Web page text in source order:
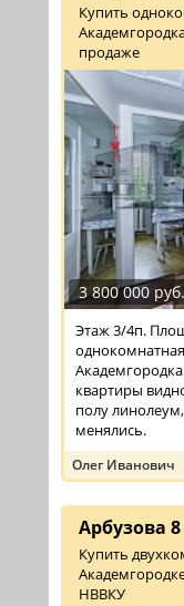
Купить
продаже
3 800 000 руб.
Этаж 3/4п.
квартиры
полу
менялись.
Олег Иванович
Арбузова 8
Купить
НВВКУ